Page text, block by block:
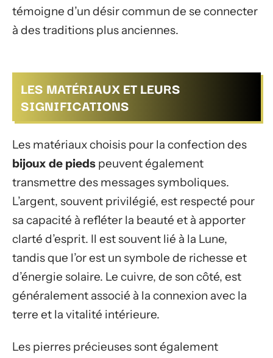
témoigne d’un désir commun de se connecter
à des traditions plus anciennes.
LES MATÉRIAUX ET LEURS
SIGNIFICATIONS
Les matériaux choisis pour la confection des
bijoux de pieds peuvent également
transmettre des messages symboliques.
L’argent, souvent privilégié, est respecté pour
sa capacité à refléter la beauté et à apporter
clarté d’esprit. Il est souvent lié à la Lune,
tandis que l’or est un symbole de richesse et
d’énergie solaire. Le cuivre, de son côté, est
généralement associé à la connexion avec la
terre et la vitalité intérieure.
Les pierres précieuses sont également